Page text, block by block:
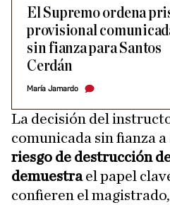
El Supremo ordena
provisional
sin fianza para Santos
Cerdán
María Jamardo
La decisión del
comunicada sin fianza a
riesgo de destrucción
demuestrael papel
confieren el